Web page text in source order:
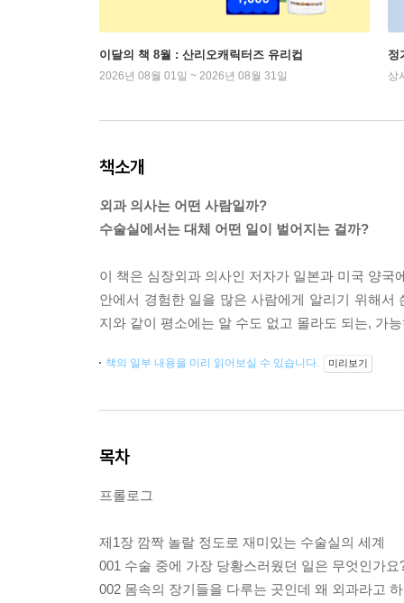
이달의 책 8월 : 산리오캐릭터즈 유리컵
2026년 08월 01일 ~ 2026년 08월 31일
정
상
책소개
외과 의사는 어떤 사람일까?
수술실에서는 대체 어떤 일이 벌어지는 걸까?
이 책은 심장외과 의사인 저자가 일본과 미국 양
안에서 경험한 일을 많은 사람에게 알리기 위해
지와 같이 평소에는 알 수도 없고 몰라도 되는, 가
책의 일부 내용을 미리 읽어보실 수 있습니다. 미리보기
목차
프롤로그
제1장 깜짝 놀랄 정도로 재미있는 수술실의 세계
001 수술 중에 가장 당황스러웠던 일은 무엇인가요
002 몸속의 장기들을 다루는 곳인데 왜 외과라고